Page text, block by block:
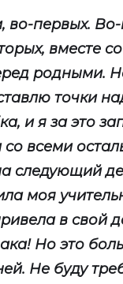
первых. Во-
вместе
родными.
точки
и я за это
со всеми
следующий
моя
в свой
Но это
Не буду